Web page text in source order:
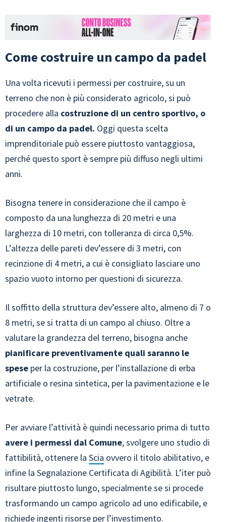
Come costruire un campo da padel
Una volta ricevuti i permessi per costruire, su un
terreno che non è più considerato agricolo, si può
procedere alla costruzione di un centro sportivo, o
di un campo da padel. Oggi questa scelta
imprenditoriale può essere piuttosto vantaggiosa,
perché questo sport è sempre più diffuso negli ultimi
anni.
Bisogna tenere in considerazione che il campo è
composto da una lunghezza di 20 metri e una
larghezza di 10 metri, con tolleranza di circa 0,5%.
L’altezza delle pareti dev’essere di 3 metri, con
recinzione di 4 metri, a cui è consigliato lasciare uno
spazio vuoto intorno per questioni di sicurezza.
Il soffitto della struttura dev’essere alto, almeno di 7 o
8 metri, se si tratta di un campo al chiuso. Oltre a
valutare la grandezza del terreno, bisogna anche
pianificare preventivamente quali saranno le
spese per la costruzione, per l’installazione di erba
artificiale o resina sintetica, per la pavimentazione e le
vetrate.
Per avviare l’attività è quindi necessario prima di tutto
avere i permessi dal Comune, svolgere uno studio di
fattibilità, ottenere la Scia ovvero il titolo abilitativo, e
infine la Segnalazione Certificata di Agibilità. L’iter può
risultare piuttosto lungo, specialmente se si procede
trasformando un campo agricolo ad uno edificabile, e
richiede ingenti risorse per l’investimento.